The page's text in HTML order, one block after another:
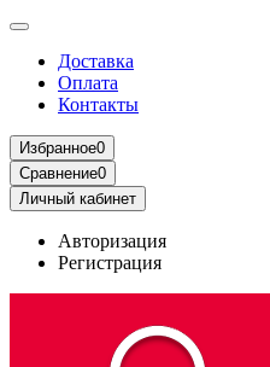
Доставка
Оплата
Контакты
Избранное0
Сравнение0
Личный кабинет
Авторизация
Регистрация